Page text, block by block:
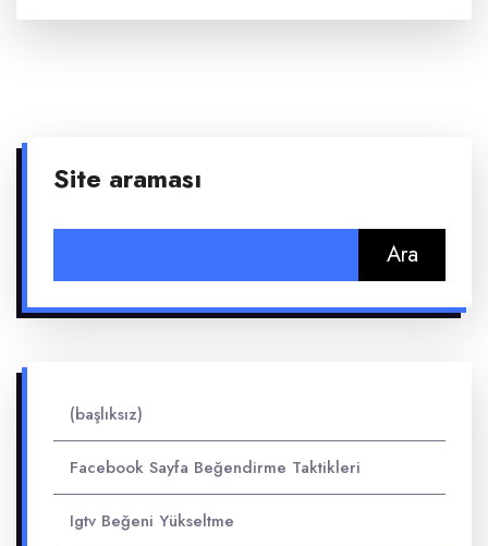
Site araması
(başlıksız)
Facebook Sayfa Beğendirme Taktikleri
Igtv Beğeni Yükseltme